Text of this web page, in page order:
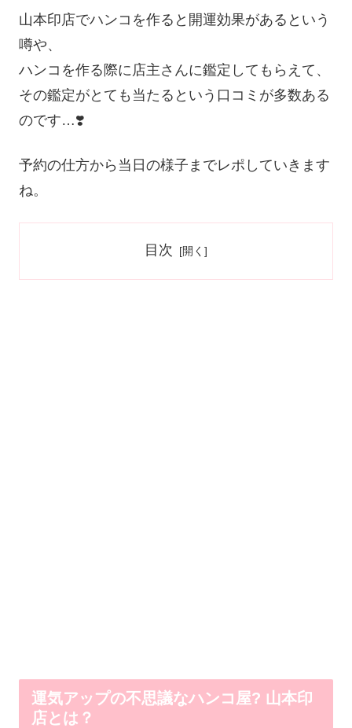
山本印店でハンコを作ると 開運効果があるという
噂や、
ハンコを作る際に店主さんに鑑定してもらえて、
その鑑定がとても当たるという口コミ が多数ある
のです…❣️
予約の仕方から当日の様子までレポしていきます
ね。
目次
運気アップの不思議なハンコ屋? 山本印
店とは？